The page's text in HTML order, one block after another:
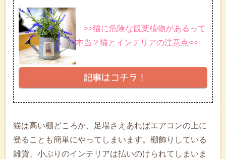
>>猫に危険な観葉植物があるって
本当？猫とインテリアの注意点<<
猫は高い棚どころか、足場さえあればエアコンの上に
登ることも簡単にやってしまいます。棚飾りしている
雑貨、小ぶりのインテリアは払いのけられてしまいま